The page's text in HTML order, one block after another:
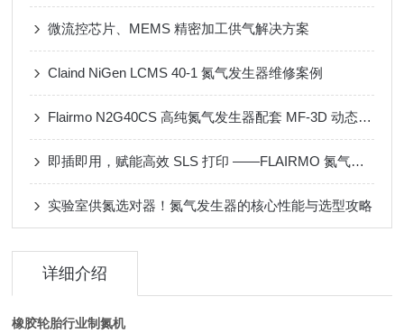
微流控芯片、MEMS 精密加工供气解决方案
Claind NiGen LCMS 40-1 氮气发生器维修案例
Flairmo N2G40CS 高纯氮气发生器配套 MF-3D 动态配气装置应用案例
即插即用，赋能高效 SLS 打印 ——FLAIRMO 氮气发生器应用成功案例
实验室供氮选对器！氮气发生器的核心性能与选型攻略
详细介绍
橡胶轮胎行业制氮机